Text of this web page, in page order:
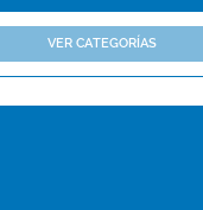
VER CATEGORÍAS